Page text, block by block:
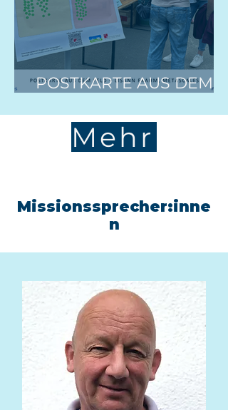
POSTKARTE AUS DEM
Mehr
Missionssprecher:inne
n